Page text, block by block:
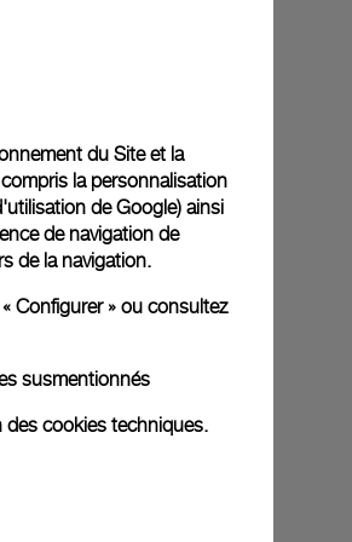
d'illustration. Les coloris et tailles peuvent
du Site et la
la personnalisation
de Google) ainsi
de navigation de
de la navigation.
Configurer » ou consultez
susmentionnés
des cookies techniques.